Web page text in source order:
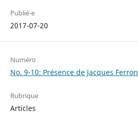
Publié-e
2017-07-20
Numéro
No. 9-10: Présence de Jacques Ferron
Rubrique
Articles